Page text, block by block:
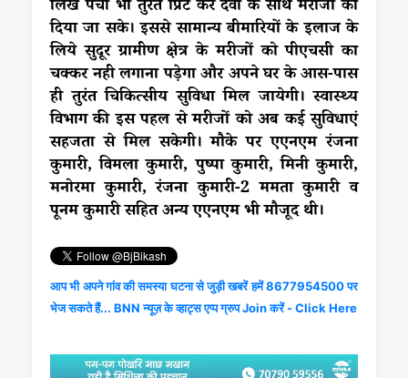
लिखे पर्चा भी तुरंत प्रिंट कर दवा के साथ मरीजों को
दिया जा सके। इससे सामान्य बीमारियों के इलाज के
लिये सुदूर ग्रामीण क्षेत्र के मरीजों को पीएचसी का
चक्कर नही लगाना पड़ेगा और अपने घर के आस-पास
ही तुरंत चिकित्सीय सुविधा मिल जायेगी। स्वास्थ्य
विभाग की इस पहल से मरीजों को अब कई सुविधाएं
सहजता से मिल सकेगी। मौके पर एएनएम रंजना
कुमारी, विमला कुमारी, पुष्पा कुमारी, मिनी कुमारी,
मनोरमा कुमारी, रंजना कुमारी-2 ममता कुमारी व
पूनम कुमारी सहित अन्य एएनएम भी मौजूद थी।
आप भी अपने गांव की समस्या घटना से जुड़ी खबरें हमें 8677954500 पर
भेज सकते हैं... BNN न्यूज़ के व्हाट्स एप्प ग्रुप Join करें - Click Here